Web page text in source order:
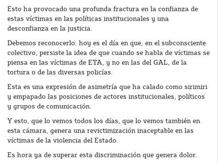
Esto ha provocado una profunda fractura en la confianza de
estas víctimas en las políticas institucionales y una
desconfianza en la justicia.
Debemos reconocerlo: hoy es el día en que, en el subconsciente
colectivo, persiste la idea de que cuando se habla de víctimas se
piensa en las víctimas de ETA, y no en las del GAL, de la
tortura o de las diversas policías.
Esta es una expresión de asimetría que ha calado como sirimiri
y empapado las posiciones de actores institucionales, políticos
y grupos de comunicación.
Y esto, que lo vemos todos los días, que lo vemos también en
esta cámara, genera una revictimización inaceptable en las
víctimas de la violencia del Estado.
Es hora ya de superar esta discriminación que genera dolor.